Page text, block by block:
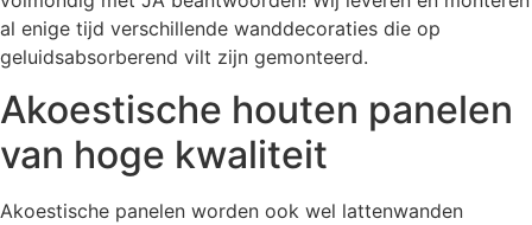
al enige tijd verschillende wanddecoraties die op
geluidsabsorberend vilt zijn gemonteerd.
Akoestische houten panelen
van hoge kwaliteit
Akoestische panelen worden ook wel lattenwanden